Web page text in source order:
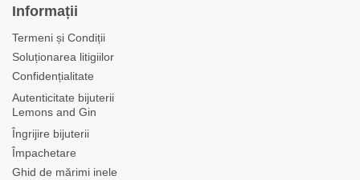
Informații
Termeni și Condiții
Soluționarea litigiilor
Confidențialitate
Autenticitate bijuterii
Lemons and Gin
Îngrijire bijuterii
Împachetare
Ghid de mărimi inele